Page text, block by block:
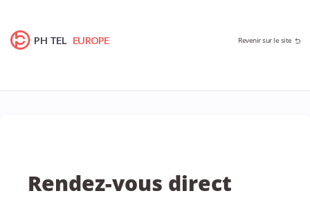
PH TEL EUROPE Revenir sur le site
Rendez-vous direct